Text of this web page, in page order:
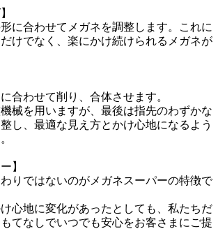
に合わせてメガネを調整します。これに
けでなく、楽にかけ続けられるメガネが
合わせて削り、合体させます。
械を用いますが、最後は指先のわずかな
し、最適な見え方とかけ心地になるよう
】
りではないのがメガネスーパーの特徴で
心地に変化があったとしても、私たちだ
てなしでいつでも安心をお客さまにご提